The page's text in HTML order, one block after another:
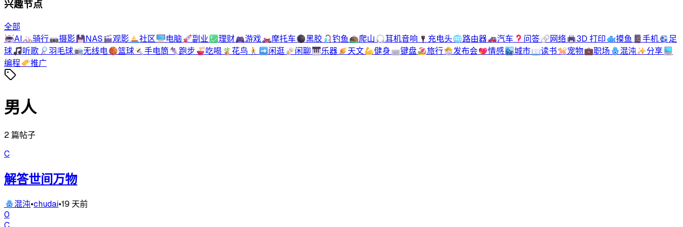
兴趣节点
全部
🤖AI🚲骑行📷摄影💾NAS🎬观影⛵社区🖥️电脑🚀副业💹理财🎮游戏🏍️摩托车⚫黑胶 🎣钓鱼⛰️爬山🎧耳机音响 🔌 充电头🌐路由器🚗汽车 ❓ 问答🔗网络🖨️3D 打印🐟摸鱼 📱手机⚽足
球🎵听歌 🏸羽毛球📻无线电🏀篮球🔦手电筒👟跑步🍜吃喝 🪴 花鸟 🚶‍➡️闲逛🍻闲聊🎹乐器🪐天文💪健身⌨️键盘🏖️旅行🐣发布会💖情感🏙️城市📖读书🐕宠物💼职场🪬混沌✨分享💻
编程🏷️推广
男人
2篇帖子
C
解答世间万物
🪬混沌•chudai•19 天前
0